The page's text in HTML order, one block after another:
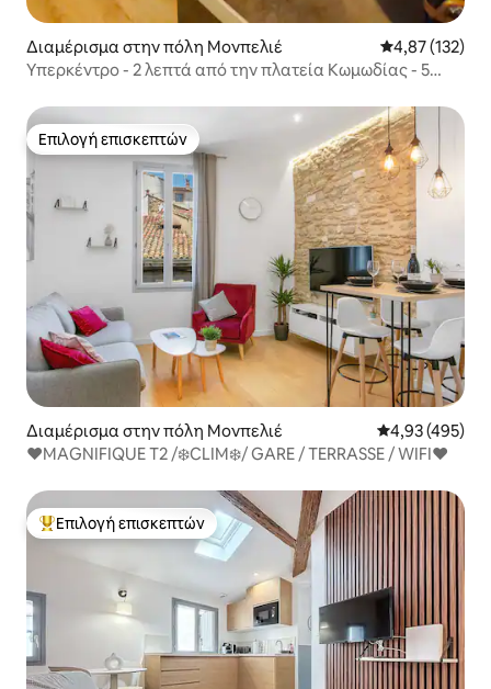
Διαμέρισμα στην πόλη Μονπελιέ Μέση
4,87 (132)
Υπερκέντρο - 2 λεπτά από την πλατεία Κωμωδίας - 5
Επιλογή επισκεπτών
Επιλογή επισκεπτών
Διαμέρισμα στην πόλη Μονπελιέ Μέση
4,93 (495)
❤️MAGNIFIQUE T2 /❄️CLIM❄️/ GARE / TERRASSE / WIFI❤️
Κορυφαία επιλογή επισκεπτών
Επιλογή επισκεπτών